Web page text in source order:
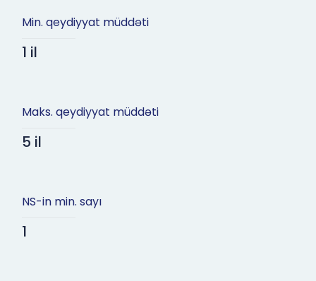
Min. qeydiyyat müddəti
1 il
Maks. qeydiyyat müddəti
5 il
NS-in min. sayı
1